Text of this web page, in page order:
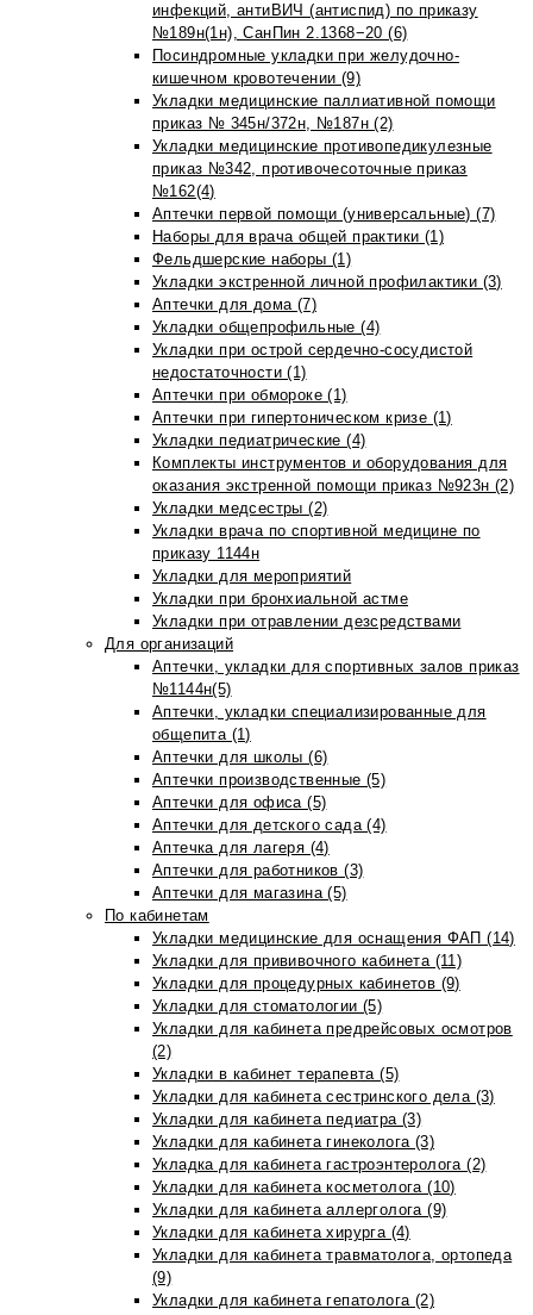
инфекций, антиВИЧ (антиспид) по приказу
№189н(1н), СанПин 2.1368−20 (6)
Посиндромные укладки при желудочно-
кишечном кровотечении (9)
Укладки медицинские паллиативной помощи
приказ № 345н/372н, №187н (2)
Укладки медицинские противопедикулезные
приказ №342, противочесоточные приказ
№162(4)
Аптечки первой помощи (универсальные) (7)
Наборы для врача общей практики (1)
Фельдшерские наборы (1)
Укладки экстренной личной профилактики (3)
Аптечки для дома (7)
Укладки общепрофильные (4)
Укладки при острой сердечно-сосудистой
недостаточности (1)
Аптечки при обмороке (1)
Аптечки при гипертоническом кризе (1)
Укладки педиатрические (4)
Комплекты инструментов и оборудования для
оказания экстренной помощи приказ №923н (2)
Укладки медсестры (2)
Укладки врача по спортивной медицине по
приказу 1144н
Укладки для мероприятий
Укладки при бронхиальной астме
Укладки при отравлении дезсредствами
Для организаций
Аптечки, укладки для спортивных залов приказ
№1144н(5)
Аптечки, укладки специализированные для
общепита (1)
Аптечки для школы (6)
Аптечки производственные (5)
Аптечки для офиса (5)
Аптечки для детского сада (4)
Аптечка для лагеря (4)
Аптечки для работников (3)
Аптечки для магазина (5)
По кабинетам
Укладки медицинские для оснащения ФАП (14)
Укладки для прививочного кабинета (11)
Укладки для процедурных кабинетов (9)
Укладки для стоматологии (5)
Укладки для кабинета предрейсовых осмотров
(2)
Укладки в кабинет терапевта (5)
Укладки для кабинета сестринского дела (3)
Укладки для кабинета педиатра (3)
Укладки для кабинета гинеколога (3)
Укладка для кабинета гастроэнтеролога (2)
Укладки для кабинета косметолога (10)
Укладки для кабинета аллерголога (9)
Укладки для кабинета хирурга (4)
Укладки для кабинета травматолога, ортопеда
(9)
Укладки для кабинета гепатолога (2)